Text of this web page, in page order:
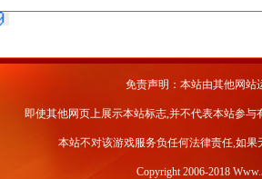
免责声明：本站由其他网站
即使其他网页上展示本站标志,并不代表本站参
本站不对该游戏服务负任何法律责任,如
Copyright 2006-2018